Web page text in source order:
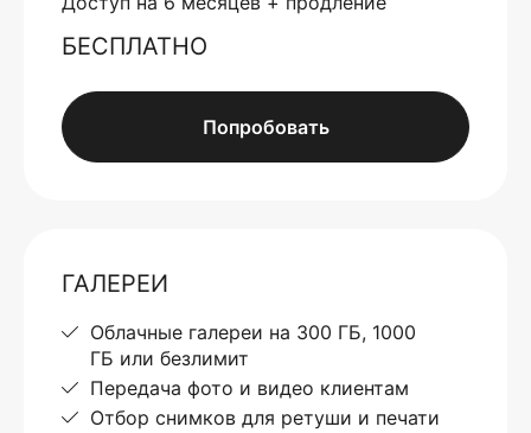
БЕСПЛАТНО
Попробовать
ГАЛЕРЕИ
Облачные галереи на 300 ГБ, 1000
ГБ или безлимит
Передача фото и видео клиентам
Отбор снимков для ретуши и печати